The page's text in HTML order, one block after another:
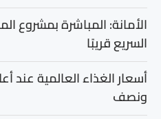
الأمانة: المباشرة بمشروع
السريع قريبًا
ونصف